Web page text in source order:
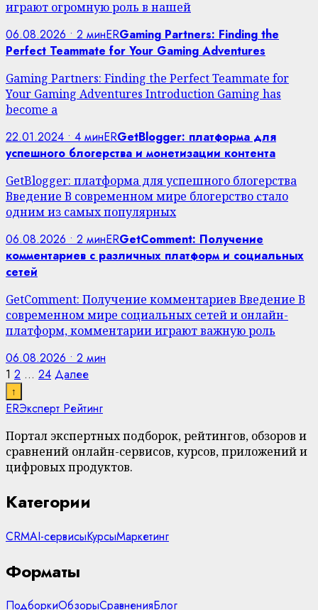
играют огромную роль в нашей
06.08.2026 • 2 минERGaming Partners: Finding the
Perfect Teammate for Your Gaming Adventures
Gaming Partners: Finding the Perfect Teammate for
Your Gaming Adventures Introduction Gaming has
become a
22.01.2024 • 4 минERGetBlogger: платформа для
успешного блогерства и монетизации контента
GetBlogger: платформа для успешного блогерства
Введение В современном мире блогерство стало
одним из самых популярных
06.08.2026 • 2 минERGetComment: Получение
комментариев с различных платформ и социальных
сетей
GetComment: Получение комментариев Введение В
современном мире социальных сетей и онлайн-
платформ, комментарии играют важную роль
06.08.2026 • 2 мин
Пагинация
записей
1 2 … 24 Далее
↑
ERЭксперт Рейтинг
Портал экспертных подборок, рейтингов, обзоров и
сравнений онлайн-сервисов, курсов, приложений и
цифровых продуктов.
Категории
CRMAI-сервисыКурсыМаркетинг
Форматы
ПодборкиОбзорыСравненияБлог